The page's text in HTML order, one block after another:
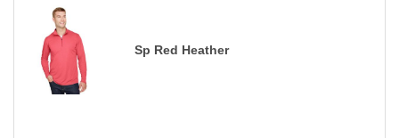
Sp Red Heather